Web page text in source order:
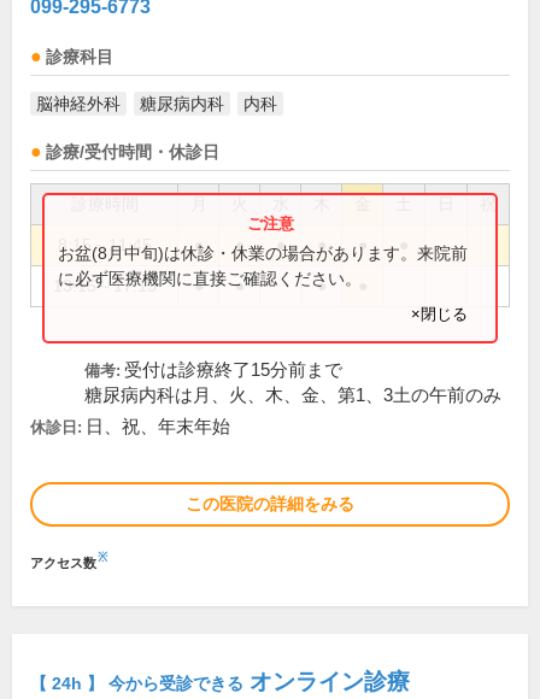
099-295-6773
診療科目
脳神経外科 糖尿病内科 内科
診療/受付時間・休診日
祝
8:15～11:45 ● ● ● ● ●
13:15～17:15 ● ● ●
お盆(8月中旬)は休診・休業の場合があります。来院前
に必ず医療機関に直接ご確認ください。
×閉じる
備考: 受付は診療終了15分前まで
糖尿病内科は月、火、木、金、第1、3土の午前のみ
休診日: 日、祝、年末年始
この医院の詳細をみる
アクセス数※
【 24h 】 今から受診できる オンライン診療